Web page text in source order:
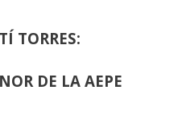
TORRES:
DE LA AEPE